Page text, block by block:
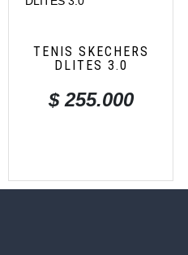
TENIS SKECHERS
DLITES 3.0
$255.000